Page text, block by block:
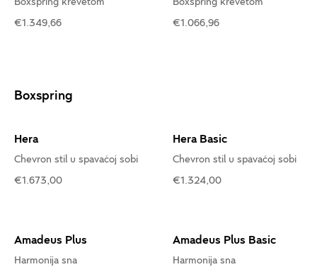
€1.349,66
€1.066,96
Boxspring
Hera
Chevron stil u spavaćoj sobi
€1.673,00
Hera Basic
Chevron stil u spavaćoj sobi
€1.324,00
Amadeus Plus
Harmonija sna
Amadeus Plus Basic
Harmonija sna